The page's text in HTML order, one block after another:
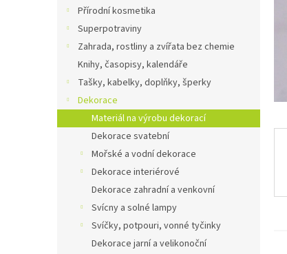
Přírodní kosmetika
Superpotraviny
Zahrada, rostliny a zvířata bez chemie
Knihy, časopisy, kalendáře
Tašky, kabelky, doplňky, šperky
Dekorace
Materiál na výrobu dekorací
Dekorace svatební
Mořské a vodní dekorace
Dekorace interiérové
Dekorace zahradní a venkovní
Svícny a solné lampy
Svíčky, potpouri, vonné tyčinky
Dekorace jarní a velikonoční